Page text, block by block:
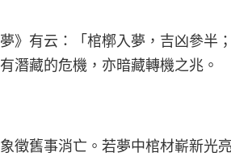
》有云：「棺槨入夢，吉凶參半
潛藏的危機，亦暗藏轉機之兆。
徵舊事消亡。若夢中棺材嶄新光